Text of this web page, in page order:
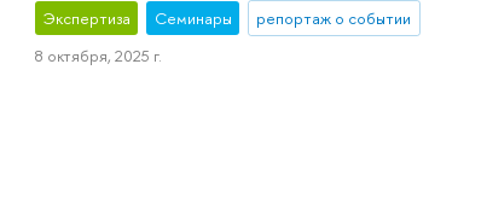
Экспертиза Семинары
репортаж о событии
8 октября, 2025 г.